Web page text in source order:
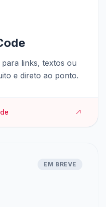
para links, textos ou
e direto ao ponto.
EM BREVE